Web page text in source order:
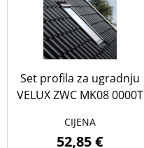
Set profila za ugradnju
VELUX ZWC MK08 0000T
CIJENA
52,85 €